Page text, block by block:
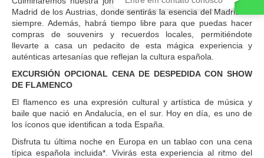
Madrid de los Austrias, donde sentirás la esencia del Madrid de
siempre. Además, habrá tiempo libre para que puedas hacer
compras de souvenirs y recuerdos locales, permitiéndote
llevarte a casa un pedacito de esta mágica experiencia y
auténticas artesanías que reflejan la cultura española.
EXCURSIÓN OPCIONAL CENA DE DESPEDIDA CON SHOW
DE FLAMENCO
El flamenco es una expresión cultural y artística de música y
baile que nació en Andalucía, en el sur. Hoy en día, es uno de
los íconos que identifican a toda España.
Disfruta tu última noche en Europa en un tablao con una cena
típica española incluida*. Vivirás esta experiencia al ritmo del